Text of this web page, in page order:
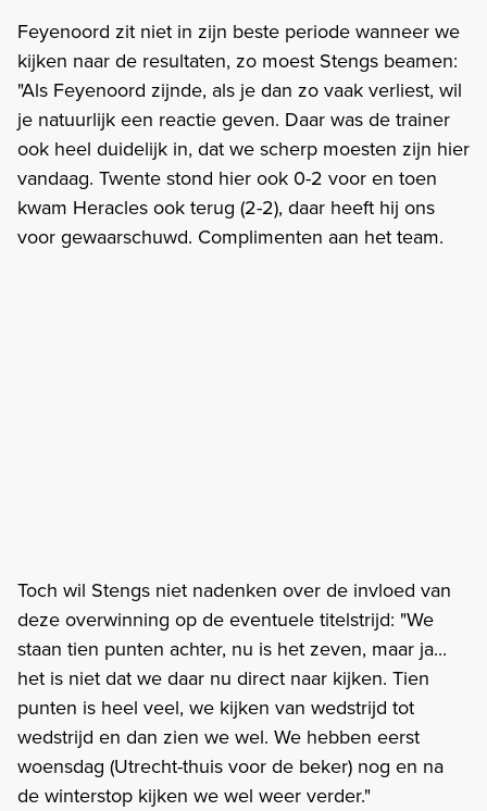
Feyenoord zit niet in zijn beste periode wanneer we
kijken naar de resultaten, zo moest Stengs beamen:
"Als Feyenoord zijnde, als je dan zo vaak verliest, wil
je natuurlijk een reactie geven. Daar was de trainer
ook heel duidelijk in, dat we scherp moesten zijn hier
vandaag. Twente stond hier ook 0-2 voor en toen
kwam Heracles ook terug (2-2), daar heeft hij ons
voor gewaarschuwd. Complimenten aan het team.
Toch wil Stengs niet nadenken over de invloed van
deze overwinning op de eventuele titelstrijd: "We
staan tien punten achter, nu is het zeven, maar ja...
het is niet dat we daar nu direct naar kijken. Tien
punten is heel veel, we kijken van wedstrijd tot
wedstrijd en dan zien we wel. We hebben eerst
woensdag (Utrecht-thuis voor de beker) nog en na
de winterstop kijken we wel weer verder."